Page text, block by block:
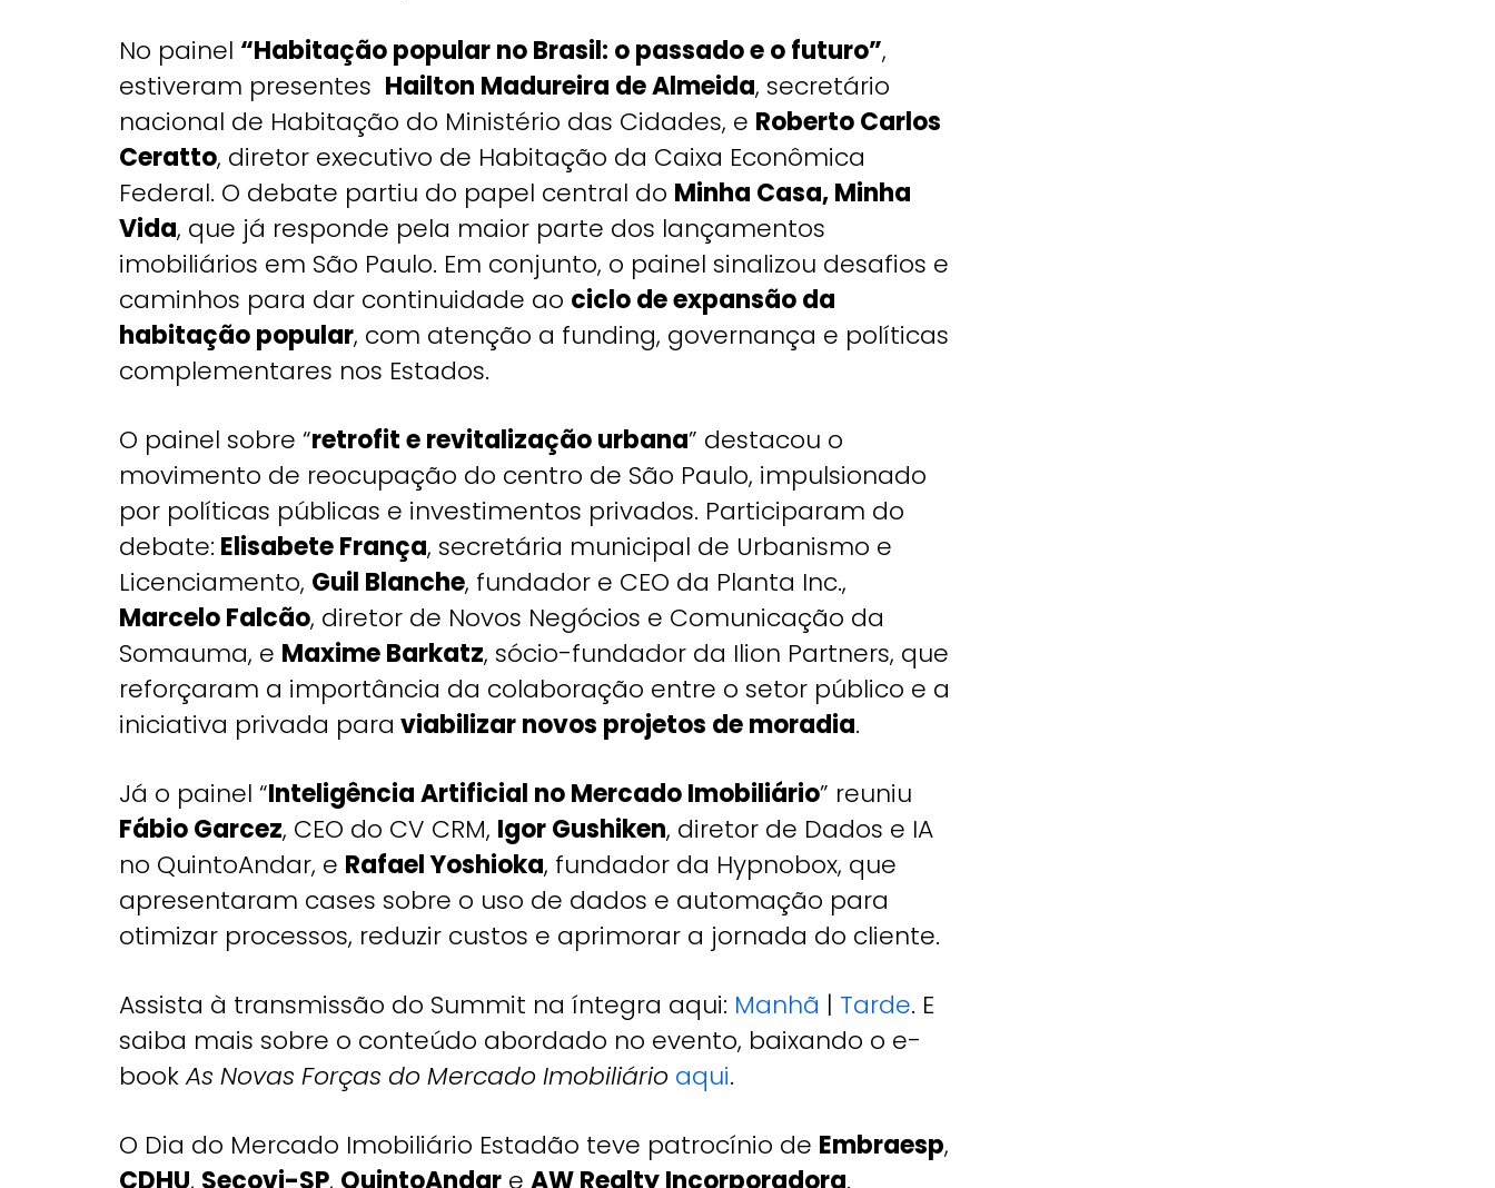
No painel “Habitação popular no Brasil: o passado e o futuro”,
estiveram presentes Hailton Madureira de Almeida, secretário
nacional de Habitação do Ministério das Cidades, e Roberto Carlos
Ceratto, diretor executivo de Habitação da Caixa Econômica
Federal. O debate partiu do papel central do Minha Casa, Minha
Vida, que já responde pela maior parte dos lançamentos
imobiliários em São Paulo. Em conjunto, o painel sinalizou desafios e
caminhos para dar continuidade ao ciclo de expansão da
habitação popular, com atenção a funding, governança e políticas
complementares nos Estados.
O painel sobre “retrofit e revitalização urbana” destacou o
movimento de reocupação do centro de São Paulo, impulsionado
por políticas públicas e investimentos privados. Participaram do
debate: Elisabete França, secretária municipal de Urbanismo e
Licenciamento, Guil Blanche, fundador e CEO da Planta Inc.,
Marcelo Falcão, diretor de Novos Negócios e Comunicação da
Somauma, e Maxime Barkatz, sócio-fundador da Ilion Partners, que
reforçaram a importância da colaboração entre o setor público e a
iniciativa privada para viabilizar novos projetos de moradia.
Já o painel “Inteligência Artificial no Mercado Imobiliário” reuniu
Fábio Garcez, CEO do CV CRM, Igor Gushiken, diretor de Dados e IA
no QuintoAndar, e Rafael Yoshioka, fundador da Hypnobox, que
apresentaram cases sobre o uso de dados e automação para
otimizar processos, reduzir custos e aprimorar a jornada do cliente.
Assista à transmissão do Summit na íntegra aqui: Manhã | Tarde. E
saiba mais sobre o conteúdo abordado no evento, baixando o e-
bookAs Novas Forças do Mercado Imobiliário aqui.
O Dia do Mercado Imobiliário Estadão teve patrocínio de Embraesp,
CDHU, Secovi-SP, QuintoAndar e AW Realty Incorporadora.